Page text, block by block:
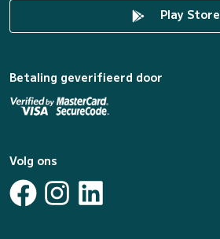
Play Store
Betaling geverifieerd door
Volg ons